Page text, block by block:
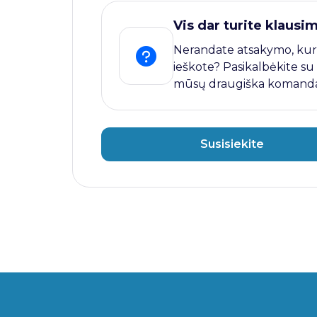
Vis dar turite
Nerandate atsakymo,
ieškote? Pasikalbėkite su
mūsų draugiška
Susisiekite